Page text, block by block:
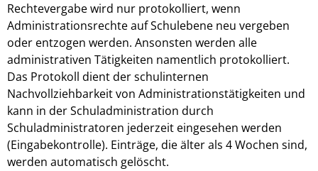
Rechtevergabe wird nur protokolliert, wenn
Administrationsrechte auf Schulebene neu vergeben
oder entzogen werden. Ansonsten werden alle
administrativen Tätigkeiten namentlich protokolliert.
Das Protokoll dient der schulinternen
Nachvollziehbarkeit von Administrationstätigkeiten und
kann in der Schuladministration durch
Schuladministratoren jederzeit eingesehen werden
(Eingabekontrolle). Einträge, die älter als 4 Wochen sind,
werden automatisch gelöscht.